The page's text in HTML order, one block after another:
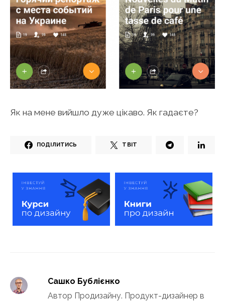
Як на мене вийшло дуже цікаво. Як гадаєте?
ПОДІЛИТИСЬ ТВІТ
Сашко Бублієнко
Автор Продизайну. Продукт-дизайнер в